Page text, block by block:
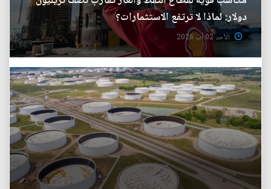
دولار: لماذا لا ترتفع الاستثمارات؟
الأحد 02 آب 2026